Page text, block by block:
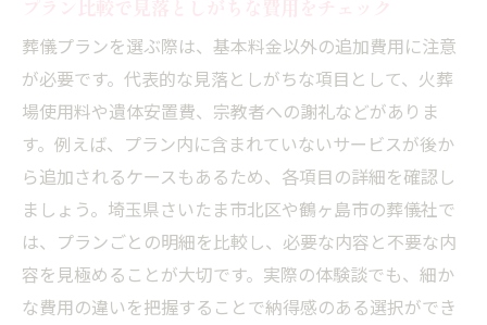
葬儀プランを選ぶ際は、基本料金以外の追加費用に注意
が必要です。代表的な見落としがちな項目として、火葬
場使用料や遺体安置費、宗教者への謝礼などがありま
す。例えば、プラン内に含まれていないサービスが後か
ら追加されるケースもあるため、各項目の詳細を確認し
ましょう。埼玉県さいたま市北区や鶴ヶ島市の葬儀社で
は、プランごとの明細を比較し、必要な内容と不要な内
容を見極めることが大切です。実際の体験談でも、細か
な費用の違いを把握することで納得感のある選択ができ